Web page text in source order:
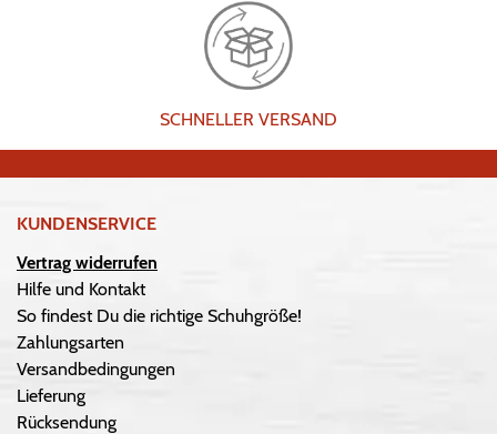
SCHNELLER VERSAND
KUNDENSERVICE
Vertrag widerrufen
Hilfe und Kontakt
So findest Du die richtige Schuhgröße!
Zahlungsarten
Versandbedingungen
Lieferung
Rücksendung